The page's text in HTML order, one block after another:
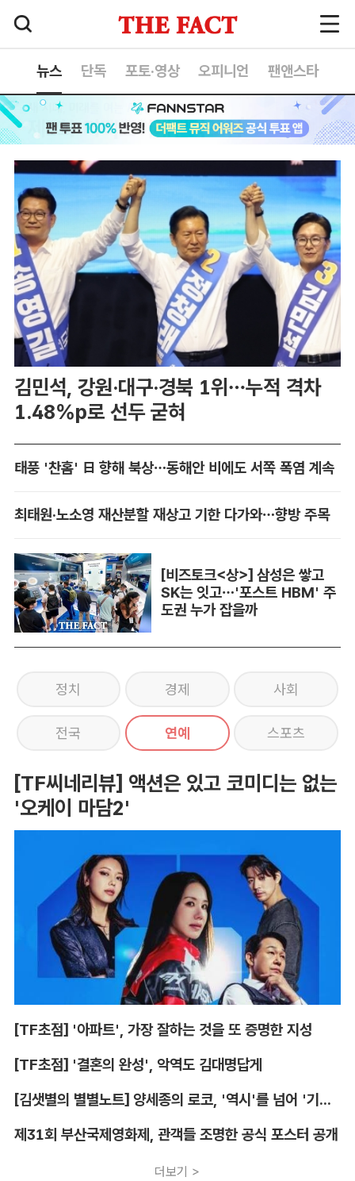
뉴스 단독 포토·영상 오피니언 팬앤스타
김민석, 강원·대구·경북 1위…누적 격차
1.48%p로 선두 굳혀
태풍 '찬홈' 日 향해 북상…동해안 비에도 서쪽 폭염 계속
최태원·노소영 재산분할 재상고 기한 다가와…향방 주목
[비즈토크<상>] 삼성은 쌓고
SK는 잇고…'포스트 HBM' 주
도권 누가 잡을까
정치 경제 사회
전국 연예 스포츠
[TF씨네리뷰] 액션은 있고 코미디는 없는
'오케이 마담2'
[TF초점] '아파트', 가장 잘하는 것을 또 증명한 지성
[TF초점] '결혼의 완성', 악역도 김대명답게
[김샛별의 별별노트] 양세종의 로코, '역시'를 넘어 '기대 이상'
제31회 부산국제영화제, 관객들 조명한 공식 포스터 공개
더보기 >